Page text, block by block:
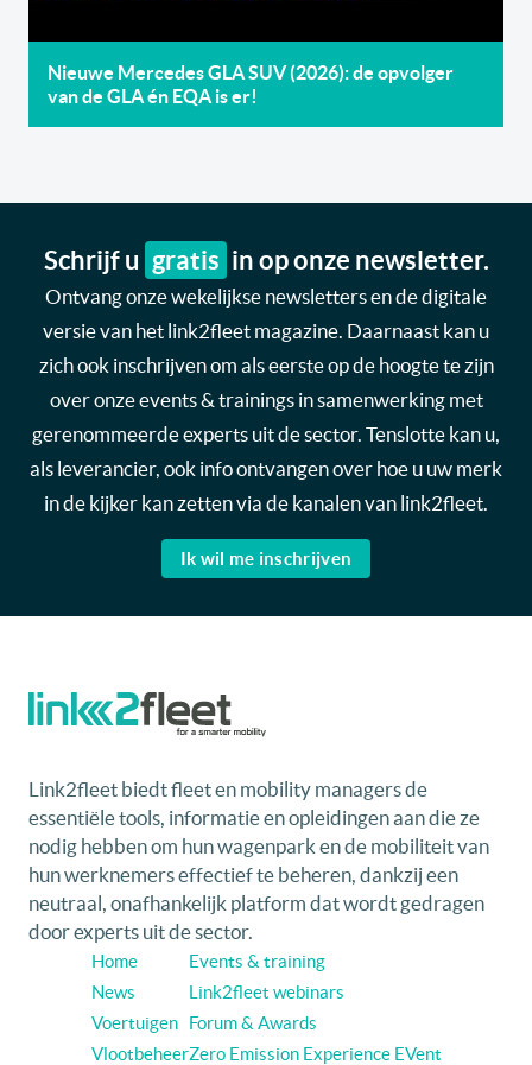
Nieuwe Mercedes GLA SUV (2026): de opvolger
van de GLA én EQA is er!
Schrijf u gratis in op onze newsletter.
Ontvang onze wekelijkse newsletters en de digitale
versie van het link2fleet magazine. Daarnaast kan u
zich ook inschrijven om als eerste op de hoogte te zijn
over onze events & trainings in samenwerking met
gerenommeerde experts uit de sector. Tenslotte kan u,
als leverancier, ook info ontvangen over hoe u uw merk
in de kijker kan zetten via de kanalen van link2fleet.
Ik wil me inschrijven
Link2fleet biedt fleet en mobility managers de
essentiële tools, informatie en opleidingen aan die ze
nodig hebben om hun wagenpark en de mobiliteit van
hun werknemers effectief te beheren, dankzij een
neutraal, onafhankelijk platform dat wordt gedragen
door experts uit de sector.
Home
News
Voertuigen
Vlootbeheer
Events & training
Link2fleet webinars
Forum & Awards
Zero Emission Experience EVent